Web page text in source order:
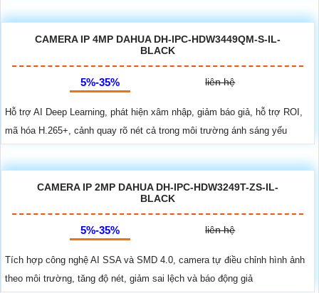
CAMERA IP 4MP DAHUA DH-IPC-HDW3449QM-S-IL-
BLACK
5%-35% liên hệ
Hỗ trợ AI Deep Learning, phát hiện xâm nhập, giảm báo giả, hỗ trợ ROI,
mã hóa H.265+, cảnh quay rõ nét cả trong môi trường ánh sáng yếu
CAMERA IP 2MP DAHUA DH-IPC-HDW3249T-ZS-IL-
BLACK
5%-35% liên hệ
Tích hợp công nghệ AI SSA và SMD 4.0, camera tự điều chỉnh hình ảnh
theo môi trường, tăng độ nét, giảm sai lệch và báo động giả